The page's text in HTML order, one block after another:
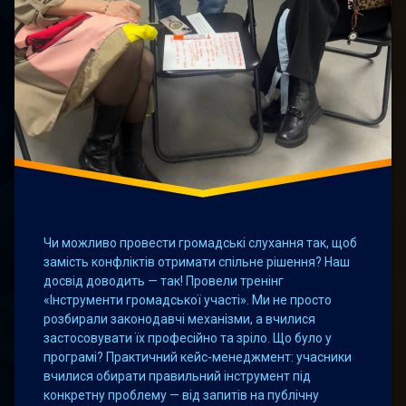
Чи можливо провести громадські слухання так, щоб
замість конфліктів отримати спільне рішення? Наш
досвід доводить — так! Провели тренінг
«Інструменти громадської участі». Ми не просто
розбирали законодавчі механізми, а вчилися
застосовувати їх професійно та зріло. Що було у
програмі? Практичний кейс-менеджмент: учасники
вчилися обирати правильний інструмент під
конкретну проблему — від запитів на публічну